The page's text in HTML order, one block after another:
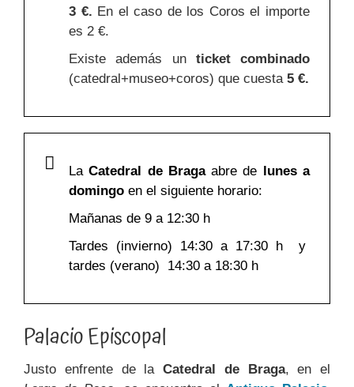
3 €. En el caso de los Coros el importe
es 2 €.
Existe además unticket combinado
(catedral+museo+coros) que cuesta 5 €.
LaCatedral de Bragaabre de lunes a
domingo en el siguiente horario:
Mañanas de 9 a 12:30 h
Tardes (invierno) 14:30 a 17:30 h y
tardes (verano) 14:30 a 18:30 h
Palacio Episcopal
Justo enfrente de la Catedral de Braga, en el